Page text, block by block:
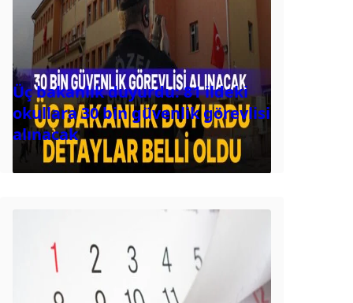
Üç bakanlık duyurdu: 81 ildeki
okullara 30 bin güvenlik görevlisi
alınacak